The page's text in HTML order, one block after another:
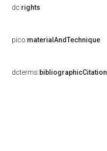
dc:rights
pico:materialAndTechnique
dcterms:bibliographicCitation